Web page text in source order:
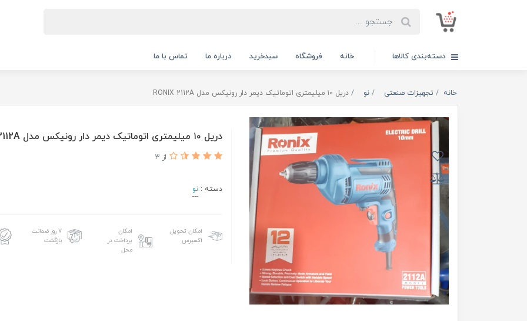
دسته‌بندی کالاها خانه فروشگاه سبدخرید درباره ما تماس با ما
خانه تجهیزات صنعتی نو دریل ۱۰ میلیمتری اتوماتیک دیمر دار رونیکس مدل RONIX 2112A
دریل ۱۰ میلیمتری اتوماتیک دیمر دار رونیکس مدل RONIX 2112A
از 3
دسته :نو
امکان تحویل
اکسپرس
امکان
پرداخت در
محل
۷ روز ضمانت
بازگشت